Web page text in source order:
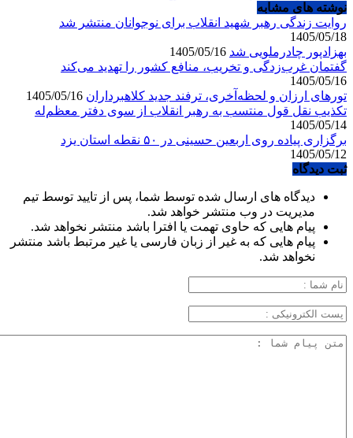
نوشته های مشابه
روایت زندگی رهبر شهید انقلاب برای نوجوانان منتشر شد
1405/05/18
بهزادپور چادرملویی شد
گفتمان غرب‌زدگی و تخریب، منافع کشور را تهدید می‌کند
1405/05/16
تورهای ارزان و لحظه‌آخری، ترفند جدید کلاهبرداران
تکذیب نقل قول منتسب به رهبر انقلاب از سوی دفتر معظم‌له
1405/05/14
برگزاری پیاده روی اربعین حسینی در ۵۰ نقطه استان یزد
1405/05/12
ثبت دیدگاه
دیدگاه های ارسال شده توسط شما، پس از تایید توسط تیم
مدیریت در وب منتشر خواهد شد.
پیام هایی که حاوی تهمت یا افترا باشد منتشر نخواهد شد.
پیام هایی که به غیر از زبان فارسی یا غیر مرتبط باشد منتشر
نخواهد شد.